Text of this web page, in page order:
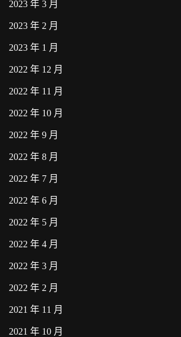
2023 年 3 月
2023 年 2 月
2023 年 1 月
2022 年 12 月
2022 年 11 月
2022 年 10 月
2022 年 9 月
2022 年 8 月
2022 年 7 月
2022 年 6 月
2022 年 5 月
2022 年 4 月
2022 年 3 月
2022 年 2 月
2021 年 11 月
2021 年 10 月